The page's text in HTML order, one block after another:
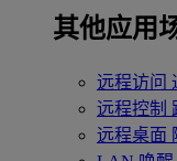
其他应用
远程访问
远程控制
远程桌面